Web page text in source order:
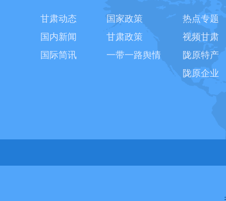
甘肃动态
国内新闻
国际简讯
国家政策
甘肃政策
一带一路舆情
热点专题
视频甘肃
陇原特产
陇原企业